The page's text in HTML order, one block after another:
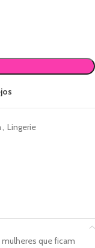
, Lingerie
mulheres que ficam